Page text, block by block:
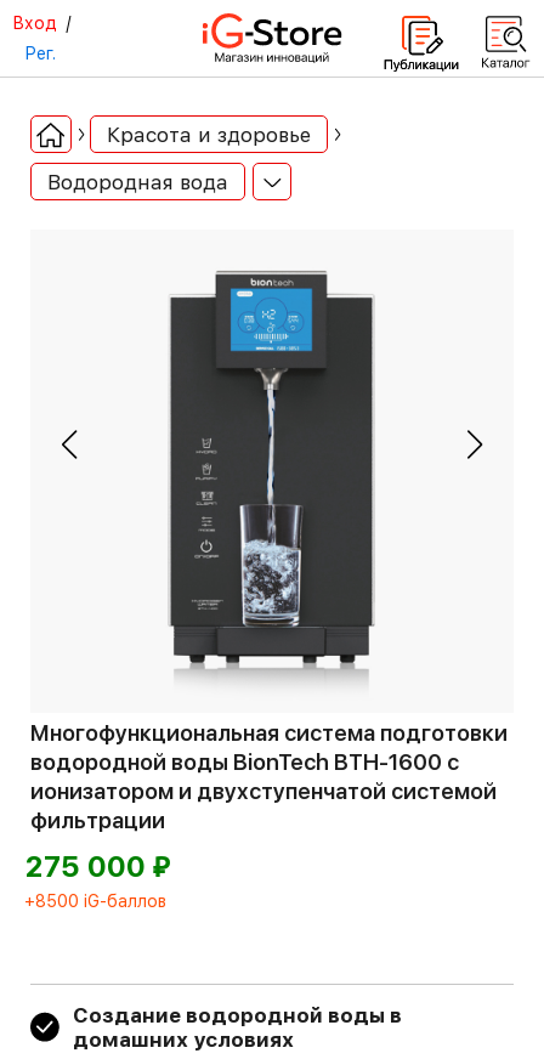
Вход /
Рег.
Красота и здоровье
Водородная вода
Многофункциональная система подготовки
водородной воды BionTech BTH-1600 с
ионизатором и двухступенчатой системой
фильтрации
275 000 ⃏
+8500 iG-баллов
Создание водородной воды в
домашних условиях